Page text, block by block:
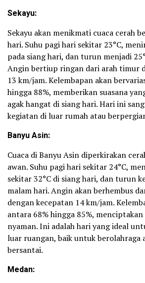
Sekayu:
Sekayu akan menikmati cuaca cerah
hari. Suhu pagi hari sekitar 23°C,
pada siang hari, dan turun menjadi
Angin bertiup ringan dari arah timur
13 km/jam. Kelembapan akan
hingga 88%, memberikan suasana
agak hangat di siang hari. Hari ini
kegiatan di luar rumah atau
Banyu Asin:
Cuaca di Banyu Asin diperkirakan
awan. Suhu pagi hari sekitar 24°C,
sekitar 32°C di siang hari, dan turun
malam hari. Angin akan berhembus
dengan kecepatan 14 km/jam.
antara 68% hingga 85%, menciptakan
nyaman. Ini adalah hari yang ideal
luar ruangan, baik untuk berolahraga
bersantai.
Medan: